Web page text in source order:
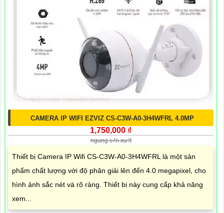
CAMERA IP WIFI EZVIZ CS-C3W-A0-3H4WFRL 4.0MP
1,750,000 ₫
ngung s₫n xu₫t
Thiết bị Camera IP Wifi CS-C3W-A0-3H4WFRL là một sản
phẩm chất lượng với độ phân giải lên đến 4.0 megapixel, cho
hình ảnh sắc nét và rõ ràng. Thiết bị này cung cấp khả năng
xem...